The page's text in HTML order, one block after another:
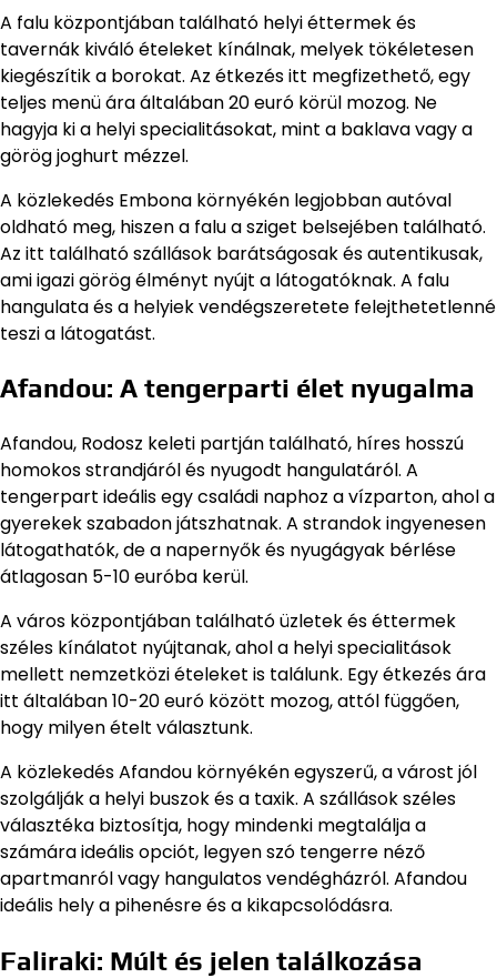
A falu központjában található helyi éttermek és
tavernák kiváló ételeket kínálnak, melyek tökéletesen
kiegészítik a borokat. Az étkezés itt megfizethető, egy
teljes menü ára általában 20 euró körül mozog. Ne
hagyja ki a helyi specialitásokat, mint a baklava vagy a
görög joghurt mézzel.
A közlekedés Embona környékén legjobban autóval
oldható meg, hiszen a falu a sziget belsejében található.
Az itt található szállások barátságosak és autentikusak,
ami igazi görög élményt nyújt a látogatóknak. A falu
hangulata és a helyiek vendégszeretete felejthetetlenné
teszi a látogatást.
Afandou: A tengerparti élet nyugalma
Afandou, Rodosz keleti partján található, híres hosszú
homokos strandjáról és nyugodt hangulatáról. A
tengerpart ideális egy családi naphoz a vízparton, ahol a
gyerekek szabadon játszhatnak. A strandok ingyenesen
látogathatók, de a napernyők és nyugágyak bérlése
átlagosan 5-10 euróba kerül.
A város központjában található üzletek és éttermek
széles kínálatot nyújtanak, ahol a helyi specialitások
mellett nemzetközi ételeket is találunk. Egy étkezés ára
itt általában 10-20 euró között mozog, attól függően,
hogy milyen ételt választunk.
A közlekedés Afandou környékén egyszerű, a várost jól
szolgálják a helyi buszok és a taxik. A szállások széles
választéka biztosítja, hogy mindenki megtalálja a
számára ideális opciót, legyen szó tengerre néző
apartmanról vagy hangulatos vendégházról. Afandou
ideális hely a pihenésre és a kikapcsolódásra.
Faliraki: Múlt és jelen találkozása